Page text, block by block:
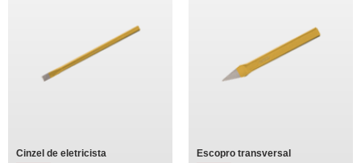
Cinzel de eletricista Escopro transversal